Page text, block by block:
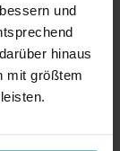
und
hinaus
mit größtem